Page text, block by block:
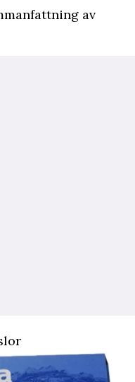
av